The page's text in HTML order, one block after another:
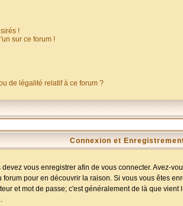
!
sur ce forum !
de légalité relatif à ce forum ?
Connexion et
vous enregistrer afin de vous connecter. Avez-
pour en découvrir la raison. Si vous vous êtes
et mot de passe; c'est généralement de là que